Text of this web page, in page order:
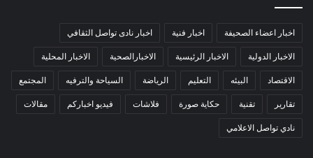
اخبار اعضاء الصحيفة اخبار فنية اخبار نادى تواصل الثقافي
الاخبار الدولية الاخبار الرئيسية الاخبارالصحية الاخبار المحلية
الاقتصاد البيئه التعليم الرياضة السياحة والترفيه المجتمع
تقارير تقنية حكاية صورة فلاشات فيديو اخباركم مقالات
نادي تواصل الاعلامي